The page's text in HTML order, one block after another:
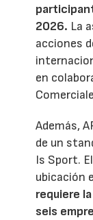
2026. La
acciones
en
Además,
de un
Is Sport.
ubicación
requiere
seis